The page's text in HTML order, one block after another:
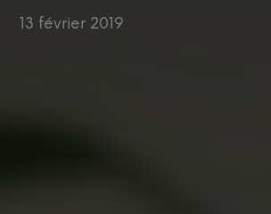
13 février 2019